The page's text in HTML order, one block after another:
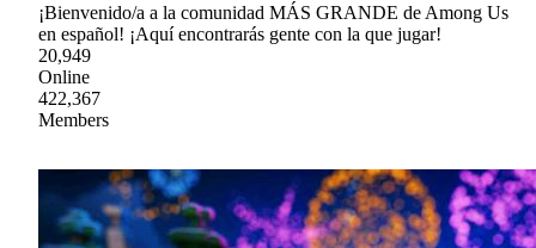
¡Bienvenido/a a la comunidad MÁS GRANDE de Among Us
en español! ¡Aquí encontrarás gente con la que jugar!
20,949
Online
422,367
Members